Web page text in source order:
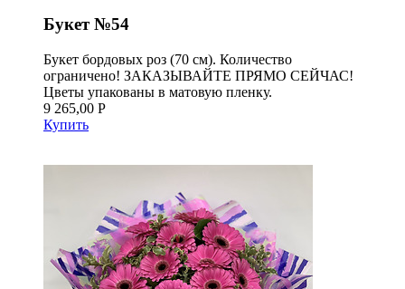
Букет №54
Букет бордовых роз (70 см). Количество
ограничено! ЗАКАЗЫВАЙТЕ ПРЯМО СЕЙЧАС!
Цветы упакованы в матовую пленку.
9 265,00 Р
Купить